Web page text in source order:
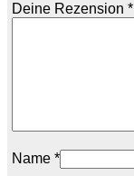
Deine Rezension *
Name *